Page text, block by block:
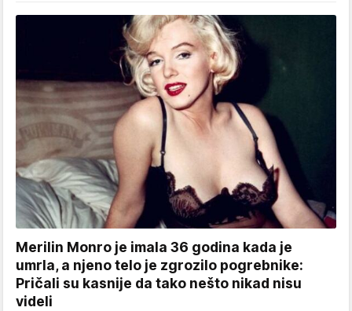
Merilin Monro je imala 36 godina kada je
umrla, a njeno telo je zgrozilo pogrebnike:
Pričali su kasnije da tako nešto nikad nisu
videli